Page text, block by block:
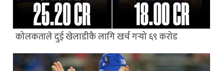
कोलकताले दुई खेलाडीकै लागि खर्च गर्‍यो ६९ करोड